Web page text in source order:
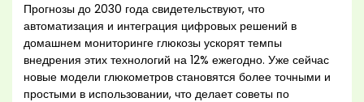
Прогнозы до 2030 года свидетельствуют, что
автоматизация и интеграция цифровых решений в
домашнем мониторинге глюкозы ускорят темпы
внедрения этих технологий на 12% ежегодно. Уже сейчас
новые модели глюкометров становятся более точными и
простыми в использовании, что делает советы по